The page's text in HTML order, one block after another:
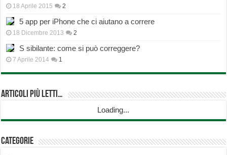
18 Aprile 2015 2
5 app per iPhone che ci aiutano a correre
18 Dicembre 2013 2
S sibilante: come si può correggere?
7 Aprile 2014 1
Articoli più Letti…
Loading...
Categorie